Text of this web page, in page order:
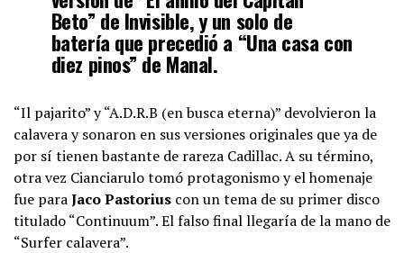
Beto” de Invisible, y un solo de
batería que precedió a “Una casa con
diez pinos” de Manal.
“Il pajarito” y “A.D.R.B (en busca eterna)” devolvieron la
calavera y sonaron en sus versiones originales que ya de
por sí tienen bastante de rareza Cadillac. A su término,
otra vez Cianciarulo tomó protagonismo y el homenaje
fue paraJaco Pastorius con un tema de su primer disco
titulado “Continuum”. El falso final llegaría de la mano de
“Surfer calavera”.